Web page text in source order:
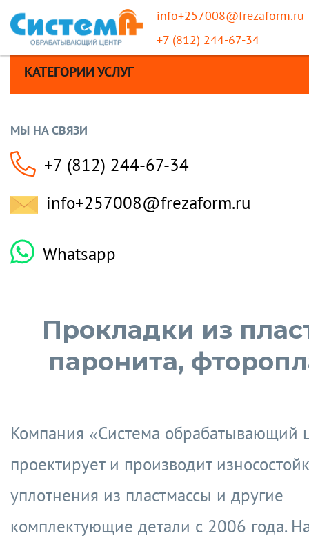
info+257008@frezaform.ru
+7 (812) 244-67-34
КАТЕГОРИИ УСЛУГ
МЫ НА СВЯЗИ
+7 (812) 244-67-34
info+257008@frezaform.ru
Whatsapp
Прокладки из
паронита,
Компания «Система обрабатывающий
проектирует и производит
уплотнения из пластмассы и другие
комплектующие детали с 2006 года.